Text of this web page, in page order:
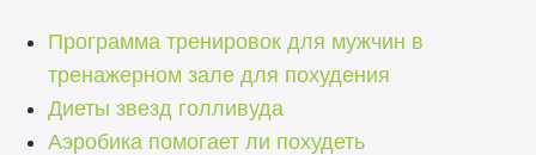
Программа тренировок для мужчин в
тренажерном зале для похудения
Диеты звезд голливуда
Аэробика помогает ли похудеть